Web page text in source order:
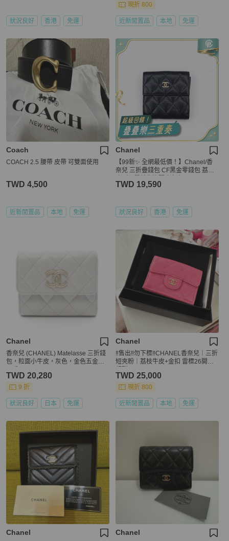
狀況良好 香港 免運
現折 800
近新閒置品 本地 免運
Coach
COACH 2.5 腰帶 皮帶 可雙面使用
TWD 4,500
近新閒置品 本地 免運
Chanel
【99新✨ 全網最低價！】Chanel/香
奈兒 三折疊錢包 CF黑金零錢包 荔枝
TWD 19,590
狀況良好 香港 免運
Chanel
香奈兒 (CHANEL) Matelasse 三折錢
包，粒面小牛皮，灰色，金色五金，
TWD 20,280
9 折
狀況良好 日本 免運
Chanel
‼️售出‼️勿下標‼️CHANEL香奈兒｜三折
短夾粉｜荔枝牛皮+金扣 雷標26開💕
TWD 25,000
現折 800
近新閒置品 本地 免運
Chanel Chanel